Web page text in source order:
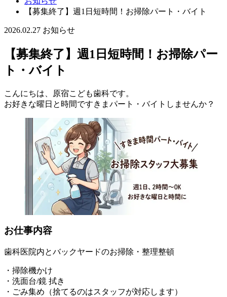
【募集終了】週1日短時間！お掃除パート・バイト
2026.02.27 お知らせ
【募集終了】週1日短時間！お掃除パー
ト・バイト
こんにちは、原宿こども歯科です。
お好きな曜日と時間ですきまパート・バイトしませんか？
お仕事内容
歯科医院内とバックヤードのお掃除・整理整頓
・掃除機かけ
・洗面台/鏡 拭き
・ごみ集め（捨てるのはスタッフが対応します）